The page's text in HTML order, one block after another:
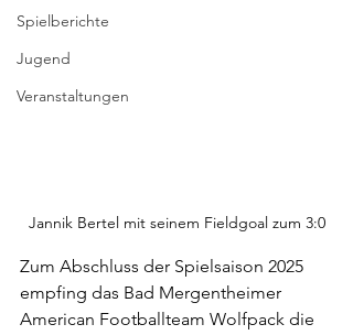
Spielberichte
Jugend
Veranstaltungen
Jannik Bertel mit seinem Fieldgoal zum 3:0
Zum Abschluss der Spielsaison 2025
empfing das Bad Mergentheimer
American Footballteam Wolfpack die